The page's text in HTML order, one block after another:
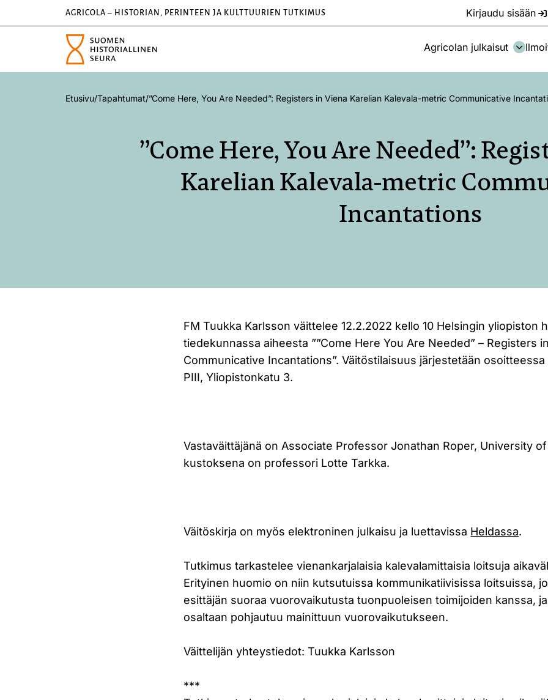
AGRICOLA – HISTORIAN, PERINTEEN JA KULTTUURIEN TUTKIMUS Kirjaudu sisään
Agricolan julkaisut
Etusivu/Tapahtumat/”Come Here, You Are Needed”: Registers in Viena Karelian Kalevala-metric Communicative
”Come Here, You Are Needed”:
Karelian Kalevala-metric
Incantations
FM Tuukka Karlsson väittelee 12.2.2022 kello 10 Helsingin yliopiston
tiedekunnassa aiheesta ””Come Here You Are Needed” – Registers
Communicative Incantations”. Väitöstilaisuus järjestetään
PIII, Yliopistonkatu 3.
Vastaväittäjänä on Associate Professor Jonathan Roper, University
kustoksena on professori Lotte Tarkka.
Väitöskirja on myös elektroninen julkaisu ja luettavissa Heldassa.
Tutkimus tarkastelee vienankarjalaisia kalevalamittaisia loitsuja
Erityinen huomio on niin kutsutuissa kommunikatiivisissa loitsuissa,
esittäjän suoraa vuorovaikutusta tuonpuoleisen toimijoiden kanssa,
osaltaan pohjautuu mainittuun vuorovaikutukseen.
Väittelijän yhteystiedot: Tuukka Karlsson
***